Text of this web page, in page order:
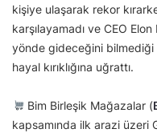
kişiye ulaşarak rekor
karşılayamadı ve CEO Elon
yönde gideceğini bilmediği
hayal kırıklığına uğrattı.
Bim Birleşik Mağazalar (
kapsamında ilk arazi üzeri